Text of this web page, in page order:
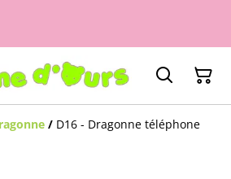
/ D16 - Dragonne téléphone